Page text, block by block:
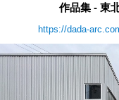
作品集 - 東
https://dada-